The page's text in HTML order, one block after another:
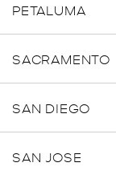
PETALUMA
SACRAMENTO
SAN DIEGO
SAN JOSE